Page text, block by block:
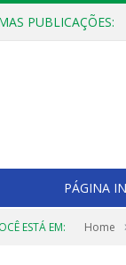
PUBLICAÇÕES:
PÁGINA
ESTÁ EM: Home